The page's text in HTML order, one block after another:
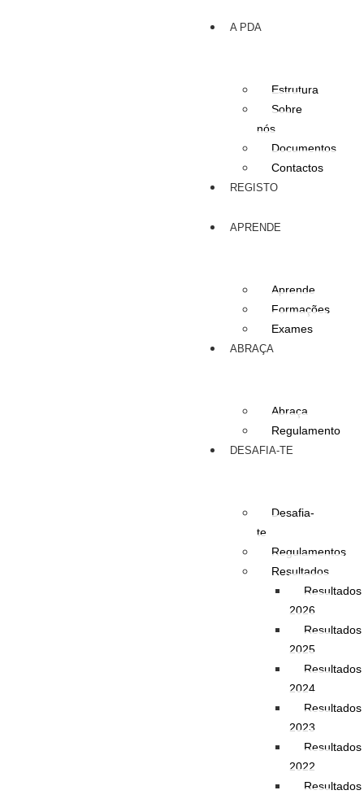
A PDA
Estrutura
Sobre
nós
Documentos
Contactos
REGISTO
APRENDE
Aprende
Formações
Exames
ABRAÇA
Abraça
Regulamento
DESAFIA-TE
Desafia-
te
Regulamentos
Resultados
Resultados
2026
Resultados
2025
Resultados
2024
Resultados
2023
Resultados
2022
Resultados